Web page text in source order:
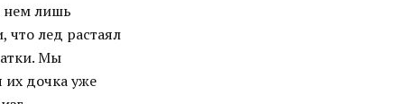
нем лишь
что лед растаял
Мы
их дочка уже